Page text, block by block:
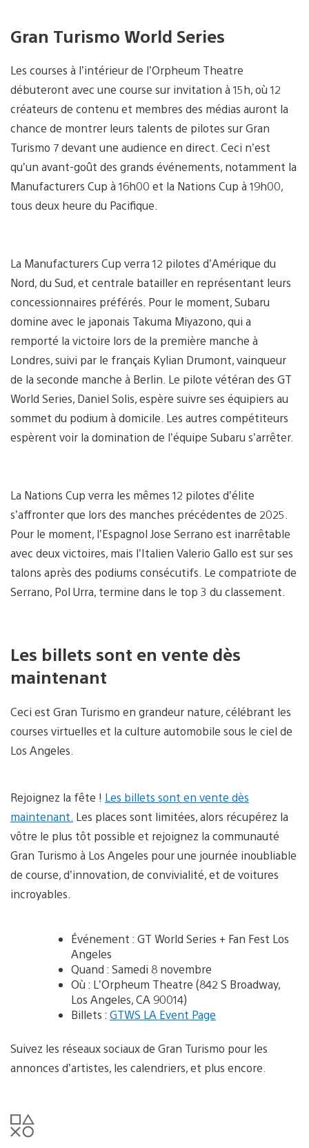
Gran Turismo World Series
Les courses à l’intérieur de l’Orpheum Theatre
débuteront avec une course sur invitation à 15h, où 12
créateurs de contenu et membres des médias auront la
chance de montrer leurs talents de pilotes sur Gran
Turismo 7 devant une audience en direct. Ceci n’est
qu’un avant-goût des grands événements, notamment la
Manufacturers Cup à 16h00 et la Nations Cup à 19h00,
tous deux heure du Pacifique.
La Manufacturers Cup verra 12 pilotes d’Amérique du
Nord, du Sud, et centrale batailler en représentant leurs
concessionnaires préférés. Pour le moment, Subaru
domine avec le japonais Takuma Miyazono, qui a
remporté la victoire lors de la première manche à
Londres, suivi par le français Kylian Drumont, vainqueur
de la seconde manche à Berlin. Le pilote vétéran des GT
World Series, Daniel Solis, espère suivre ses équipiers au
sommet du podium à domicile. Les autres compétiteurs
espèrent voir la domination de l’équipe Subaru s’arrêter.
La Nations Cup verra les mêmes 12 pilotes d’élite
s’affronter que lors des manches précédentes de 2025.
Pour le moment, l’Espagnol Jose Serrano est inarrêtable
avec deux victoires, mais l’Italien Valerio Gallo est sur ses
talons après des podiums consécutifs. Le compatriote de
Serrano, Pol Urra, termine dans le top 3 du classement.
Les billets sont en vente dès
maintenant
Ceci est Gran Turismo en grandeur nature, célébrant les
courses virtuelles et la culture automobile sous le ciel de
Los Angeles.
Rejoignez la fête ! Les billets sont en vente dès
maintenant. Les places sont limitées, alors récupérez la
vôtre le plus tôt possible et rejoignez la communauté
Gran Turismo à Los Angeles pour une journée inoubliable
de course, d’innovation, de convivialité, et de voitures
incroyables.
Événement : GT World Series + Fan Fest Los
Angeles
Quand : Samedi 8 novembre
Où : L’Orpheum Theatre (842 S Broadway,
Los Angeles, CA 90014)
Billets : GTWS LA Event Page
Suivez les réseaux sociaux de Gran Turismo pour les
annonces d’artistes, les calendriers, et plus encore.